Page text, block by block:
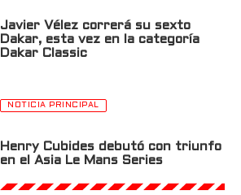
Javier Vélez correrá su sexto
Dakar, esta vez en la categoría
Dakar Classic
NOTICIA PRINCIPAL
Henry Cubides debutó con triunfo
en el Asia Le Mans Series